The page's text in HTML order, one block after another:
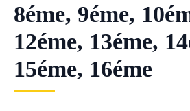
8éme, 9éme,
12éme, 13éme,
15éme, 16éme